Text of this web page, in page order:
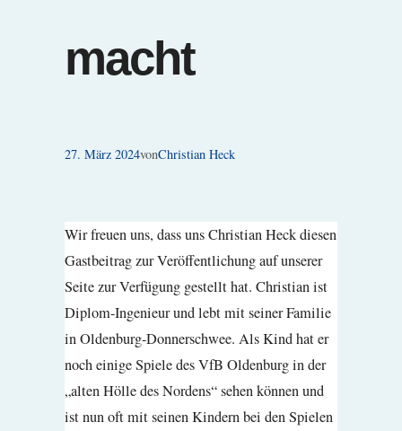
macht
27. März 2024vonChristian Heck
Wir freuen uns, dass uns Christian Heck diesen
Gastbeitrag zur Veröffentlichung auf unserer
Seite zur Verfügung gestellt hat. Christian ist
Diplom-Ingenieur und lebt mit seiner Familie
in Oldenburg-Donnerschwee. Als Kind hat er
noch einige Spiele des VfB Oldenburg in der
„alten Hölle des Nordens“ sehen können und
ist nun oft mit seinen Kindern bei den Spielen